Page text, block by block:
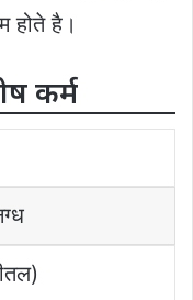
होते है।
कर्म